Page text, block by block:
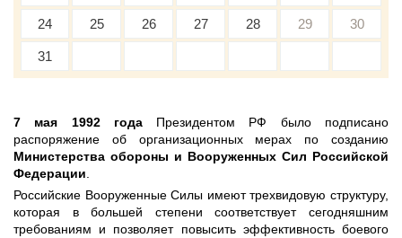
24 25 26 27 28 29 30
31
7 мая 1992 годаПрезидентом РФ было подписано
распоряжение об организационных мерах по созданию
Министерства обороны и Вооруженных Сил Российской
Федерации
Российские Вооруженные Силы имеют трехвидовую структуру,
которая в большей степени соответствует сегодняшним
требованиям и позволяет повысить эффективность боевого